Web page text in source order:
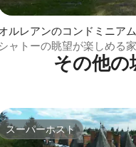
5つ星中4.75つ星の平均
ルレアンのコンドミニアム
シャトーの眺望が楽しめる家
その他
スーパーホスト
スーパーホスト